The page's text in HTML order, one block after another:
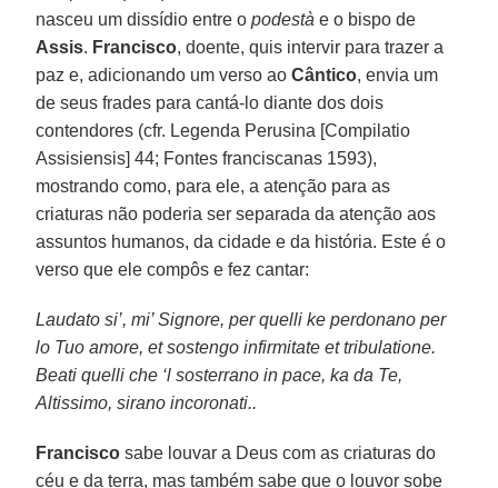
nasceu um dissídio entre opodestà e o bispo de
Assis. Francisco, doente, quis intervir para trazer a
paz e, adicionando um verso aoCântico, envia um
de seus frades para cantá-lo diante dos dois
contendores (cfr. Legenda Perusina [Compilatio
Assisiensis] 44; Fontes franciscanas 1593),
mostrando como, para ele, a atenção para as
criaturas não poderia ser separada da atenção aos
assuntos humanos, da cidade e da história. Este é o
verso que ele compôs e fez cantar:
Laudato si’, mi’ Signore, per quelli ke perdonano per
lo Tuo amore, et sostengo infirmitate et tribulatione.
Beati quelli che ‘l sosterrano in pace, ka da Te,
Altissimo, sirano incoronati..
Francisco sabe louvar a Deus com as criaturas do
céu e da terra, mas também sabe que o louvor sobe